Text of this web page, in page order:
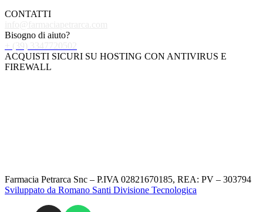
CONTATTI
Bisogno di aiuto?
ACQUISTI SICURI SU HOSTING CON ANTIVIRUS E
FIREWALL
Farmacia Petrarca Snc – P.IVA 02821670185, REA: PV – 303794
Sviluppato da Romano Santi Divisione Tecnologica